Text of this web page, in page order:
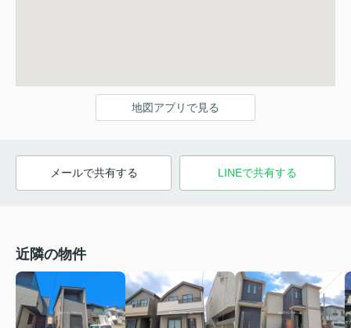
地図アプリで見る
メールで共有する LINEで共有する
近隣の物件